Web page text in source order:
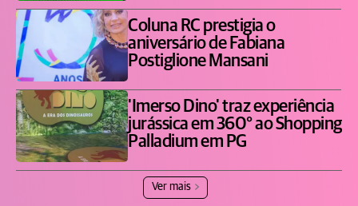
Coluna RC prestigia o
aniversário de Fabiana
Postiglione Mansani
'Imerso Dino' traz experiência
jurássica em 360° ao Shopping
Palladium em PG
Ver mais